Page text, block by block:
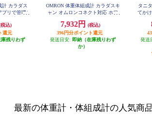
計 カラダス
プリで管理/
W
込)
還元
庫残りわず
OMRON 体重体組成計 カラダスキ
ャン オムロンコネクト対応 ホワ
7,932円
(税込)
396円分ポイント還元
発送目安: 即納（在庫残りわず
か）
タニ
てか
発送
最新の体重計・体組成計の人気商